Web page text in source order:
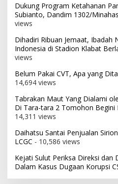
Dukung Program Ketahanan
Subianto, Dandim 1302/
views
Dihadiri Ribuan Jemaat, Ibadah
Indonesia di Stadion Klabat
views
Belum Pakai CVT, Apa yang
14,694 views
Tabrakan Maut Yang Dialami
Di Tara-tara 2 Tomohon Begini
14,311 views
Daihatsu Santai Penjualan
LCGC - 10,586 views
Kejati Sulut Periksa Direksi dan
Dalam Kasus Dugaan Korupsi